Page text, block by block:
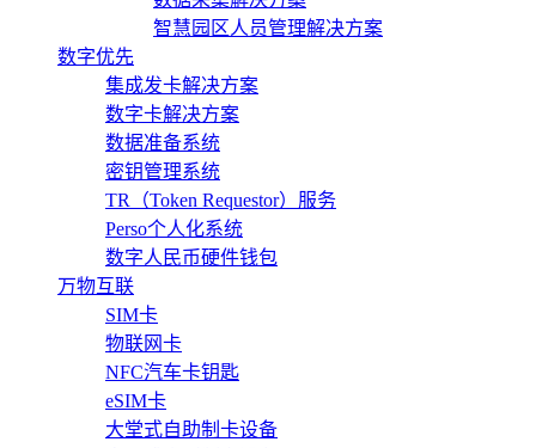
智慧园区人员管理解决方案
数字优先
集成发卡解决方案
数字卡解决方案
数据准备系统
密钥管理系统
TR（Token Requestor）服务
Perso个人化系统
数字人民币硬件钱包
万物互联
SIM卡
物联网卡
NFC汽车卡钥匙
eSIM卡
大堂式自助制卡设备